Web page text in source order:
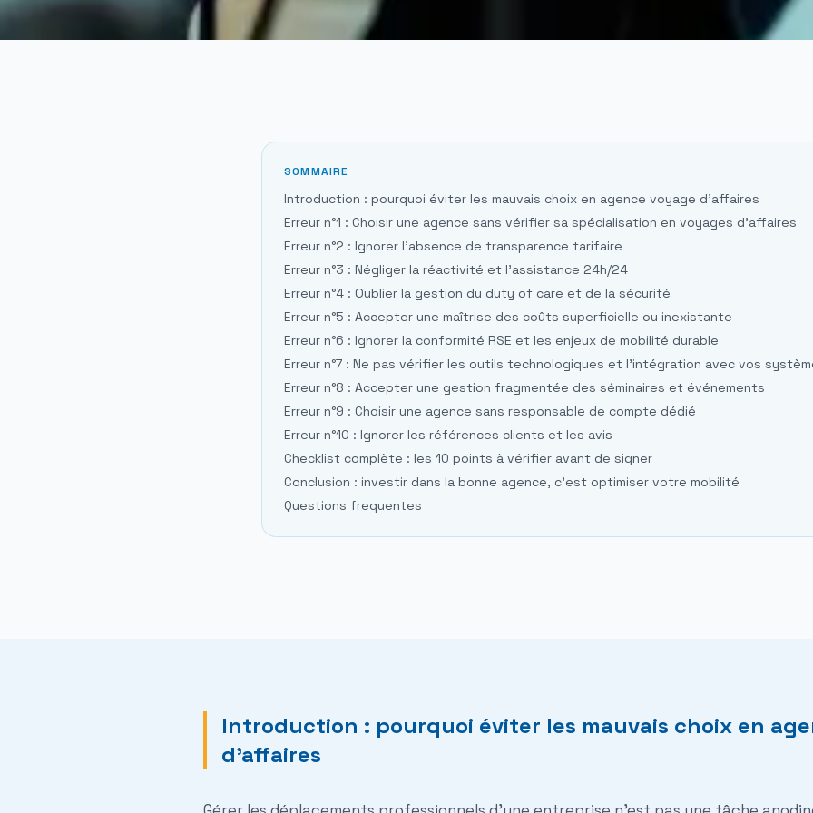
SOMMAIRE
Introduction : pourquoi éviter les mauvais choix en agence voyage d'affaires
Erreur n°1 : Choisir une agence sans vérifier sa spécialisation en voyages d'affaires
Erreur n°2 : Ignorer l'absence de transparence tarifaire
Erreur n°3 : Négliger la réactivité et l'assistance 24h/24
Erreur n°4 : Oublier la gestion du duty of care et de la sécurité
Erreur n°5 : Accepter une maîtrise des coûts superficielle ou inexistante
Erreur n°6 : Ignorer la conformité RSE et les enjeux de mobilité durable
Erreur n°7 : Ne pas vérifier les outils technologiques et l'intégration avec vos
Erreur n°8 : Accepter une gestion fragmentée des séminaires et événements
Erreur n°9 : Choisir une agence sans responsable de compte dédié
Erreur n°10 : Ignorer les références clients et les avis
Checklist complète : les 10 points à vérifier avant de signer
Conclusion : investir dans la bonne agence, c'est optimiser votre mobilité
Questions frequentes
Introduction : pourquoi éviter les mauvais choix en
d'affaires